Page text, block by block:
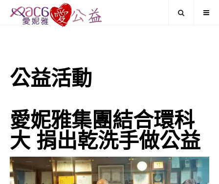
公益活動
愛妮雅集團結合環科
大 捐出乾洗手做公益